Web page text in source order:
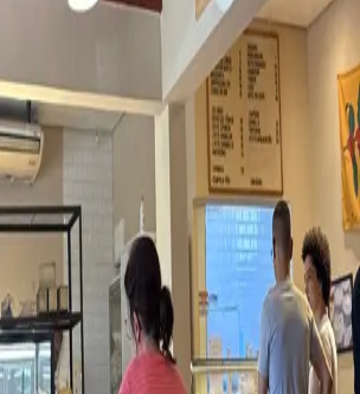
você aos lugares que realmente valem a
dos cafés especiais em Olímpia
até métodos filtrados.
de lugares com café especial emOlímpia
é uma ótima opção para incluir no seu
1100A
Batista, Olímpia, São Paulo